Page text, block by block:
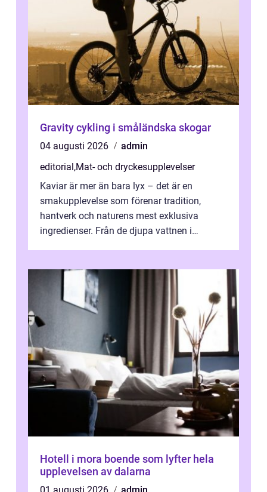
Gravity cykling i småländska skogar
04 augusti 2026
admin
editorial,Mat- och dryckesupplevelser
Kaviar är mer än bara lyx – det är en
smakupplevelse som förenar tradition,
hantverk och naturens mest exklusiva
ingredienser. Från de djupa vattnen i
Hotell i mora boende som lyfter hela
upplevelsen av dalarna